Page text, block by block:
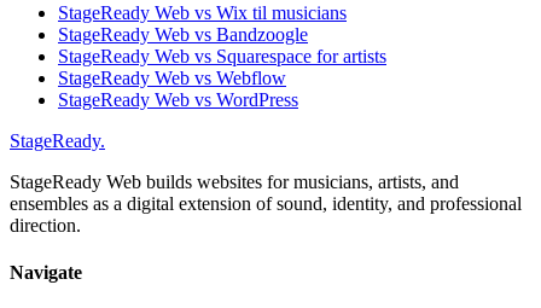
StageReady Web vs Wix til musicians
StageReady Web vs Bandzoogle
StageReady Web vs Squarespace for artists
StageReady Web vs Webflow
StageReady Web vs WordPress
StageReady.
StageReady Web builds websites for musicians, artists, and
ensembles as a digital extension of sound, identity, and professional
direction.
Navigate